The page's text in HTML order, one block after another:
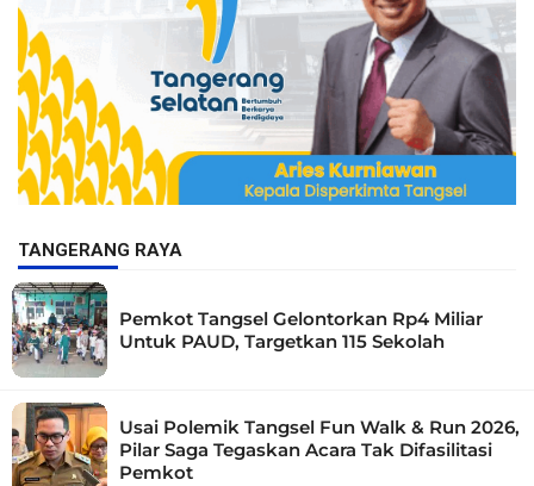
TANGERANG RAYA
Pemkot Tangsel Gelontorkan Rp4 Miliar
Untuk PAUD, Targetkan 115 Sekolah
Usai Polemik Tangsel Fun Walk & Run 2026,
Pilar Saga Tegaskan Acara Tak Difasilitasi
Pemkot